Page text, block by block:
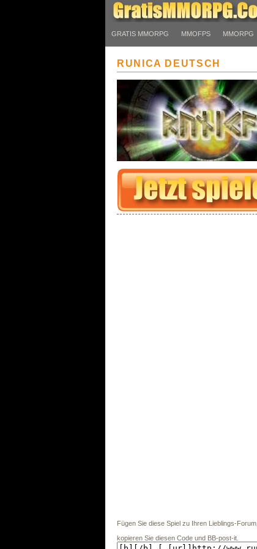
GRATIS MMORPG MMOFPS MMORPG
RUNICA DEUTSCH
Fügen Sie diese Spiel zu Ihren Lieblings-Forum,
kopieren Sie diesen Code und BB-post-it.